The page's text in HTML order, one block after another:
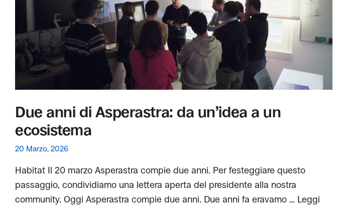
Due anni di Asperastra: da un’idea a un
ecosistema
20 Marzo, 2026
Habitat Il 20 marzo Asperastra compie due anni. Per festeggiare questo
passaggio, condividiamo una lettera aperta del presidente alla nostra
community. Oggi Asperastra compie due anni. Due anni fa eravamo … Leggi